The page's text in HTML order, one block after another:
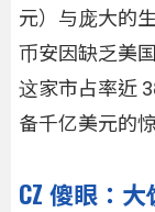
元）与庞大的
币安因缺乏美
这家市占率近
备千亿美元的
CZ 傻眼：